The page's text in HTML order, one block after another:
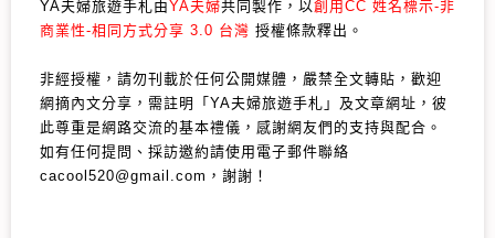
YA夫婦旅遊手札由YA夫婦共同製作，以創用CC 姓名標示-非
商業性-相同方式分享 3.0 台灣 授權條款釋出。
非經授權，請勿刊載於任何公開媒體，嚴禁全文轉貼，歡迎
網摘內文分享，需註明「YA夫婦旅遊手札」及文章網址，彼
此尊重是網路交流的基本禮儀，感謝網友們的支持與配合。
如有任何提問、採訪邀約請使用電子郵件聯絡
cacool520@gmail.com，謝謝！